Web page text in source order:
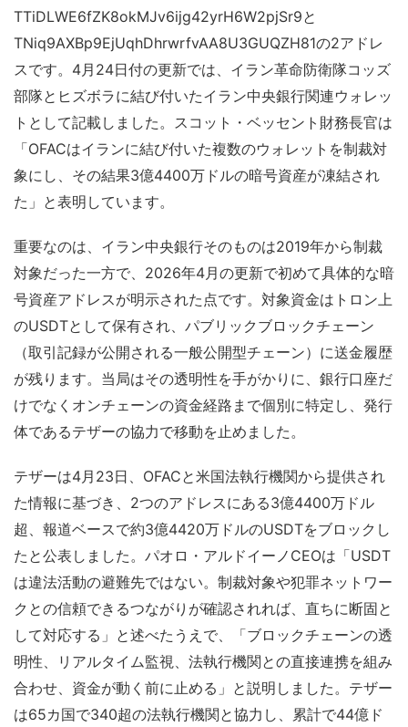
TTiDLWE6fZK8okMJv6ijg42yrH6W2pjSr9と
TNiq9AXBp9EjUqhDhrwrfvAA8U3GUQZH81の2アドレ
スです。4月24日付の更新では、イラン革命防衛隊コッズ
部隊とヒズボラに結び付いたイラン中央銀行関連ウォレッ
トとして記載しました。スコット・ベッセント財務長官は
「OFACはイランに結び付いた複数のウォレットを制裁対
象にし、その結果3億4400万ドルの暗号資産が凍結され
た」と表明しています。
重要なのは、イラン中央銀行そのものは2019年から制裁
対象だった一方で、2026年4月の更新で初めて具体的な暗
号資産アドレスが明示された点です。対象資金はトロン上
のUSDTとして保有され、パブリックブロックチェーン
（取引記録が公開される一般公開型チェーン）に送金履歴
が残ります。当局はその透明性を手がかりに、銀行口座だ
けでなくオンチェーンの資金経路まで個別に特定し、発行
体であるテザーの協力で移動を止めました。
テザーは4月23日、OFACと米国法執行機関から提供され
た情報に基づき、2つのアドレスにある3億4400万ドル
超、報道ベースで約3億4420万ドルのUSDTをブロックし
たと公表しました。パオロ・アルドイーノCEOは「USDT
は違法活動の避難先ではない。制裁対象や犯罪ネットワー
クとの信頼できるつながりが確認されれば、直ちに断固と
して対応する」と述べたうえで、「ブロックチェーンの透
明性、リアルタイム監視、法執行機関との直接連携を組み
合わせ、資金が動く前に止める」と説明しました。テザー
は65カ国で340超の法執行機関と協力し、累計で44億ド